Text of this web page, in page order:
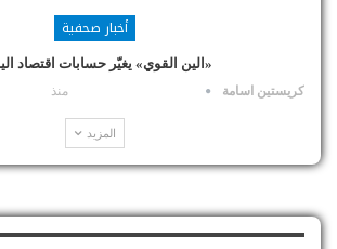
أخبار صحفية
«الين القوي» يغيّر حسابات اقتصاد
كريستين اسامة منذ
المزيد